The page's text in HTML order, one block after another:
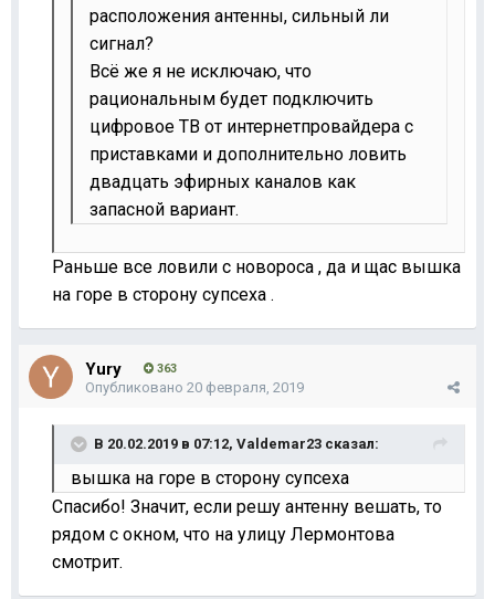
расположения антенны, сильный ли
сигнал?
Всё же я не исключаю, что
рациональным будет подключить
цифровое ТВ от интернетпровайдера с
приставками и дополнительно ловить
двадцать эфирных каналов как
запасной вариант.
Раньше все ловили с новороса , да и щас вышка
на горе в сторону супсеха .
Yury 363
Опубликовано 20 февраля, 2019
В 20.02.2019 в 07:12, Valdemar23 сказал:
вышка на горе в сторону супсеха
Спасибо! Значит, если решу антенну вешать, то
рядом с окном, что на улицу Лермонтова
смотрит.